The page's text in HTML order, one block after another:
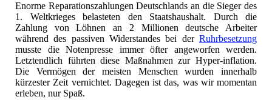
Enorme Reparationszahlungen Deutschlands an die Sieger des
1. Weltkrieges belasteten den Staatshaushalt. Durch die
Zahlung von Löhnen an 2 Millionen deutsche Arbeiter
während des passiven Widerstandes bei der Ruhrbesetzung
musste die Notenpresse immer öfter angeworfen werden.
Letztendlich führten diese Maßnahmen zur Hyper-inflation.
Die Vermögen der meisten Menschen wurden innerhalb
kürzester Zeit vernichtet. Dagegen ist das, was wir momentan
erleben, nur Spaß.